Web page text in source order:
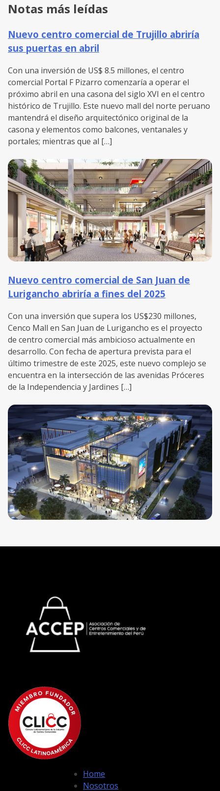
Notas más leídas
Nuevo centro comercial de Trujillo abriría
sus puertas en abril
Con una inversión de US$ 8.5 millones, el centro
comercial Portal F Pizarro comenzaría a operar el
próximo abril en una casona del siglo XVI en el centro
histórico de Trujillo. Este nuevo mall del norte peruano
mantendrá el diseño arquitectónico original de la
casona y elementos como balcones, ventanales y
portales; mientras que al […]
Nuevo centro comercial de San Juan de
Lurigancho abriría a fines del 2025
Con una inversión que supera los US$230 millones,
Cenco Mall en San Juan de Lurigancho es el proyecto
de centro comercial más ambicioso actualmente en
desarrollo. Con fecha de apertura prevista para el
último trimestre de este 2025, este nuevo complejo se
encuentra en la intersección de las avenidas Próceres
de la Independencia y Jardines […]
Home
Nosotros